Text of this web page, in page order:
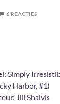
6 REACTIES
Harbor, #1)
Jill Shalvis